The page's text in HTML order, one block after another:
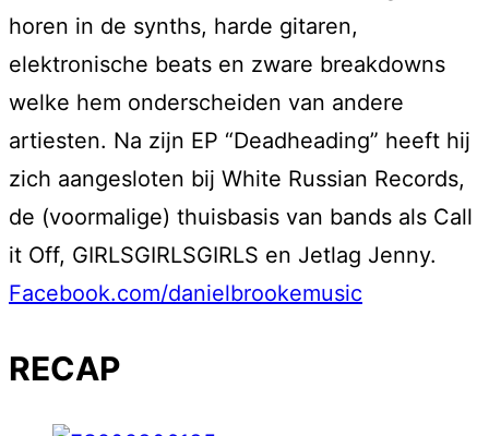
horen in de synths, harde gitaren,
elektronische beats en zware breakdowns
welke hem onderscheiden van andere
artiesten. Na zijn EP “Deadheading” heeft hij
zich aangesloten bij White Russian Records,
de (voormalige) thuisbasis van bands als Call
it Off, GIRLSGIRLSGIRLS en Jetlag Jenny.
Facebook.com/danielbrookemusic
RECAP